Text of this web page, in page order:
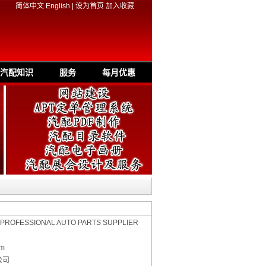
简体中文 English 设为首页 加入收藏
汽配知识 服务 每月优惠
AUTO PARTS SUPPLIER